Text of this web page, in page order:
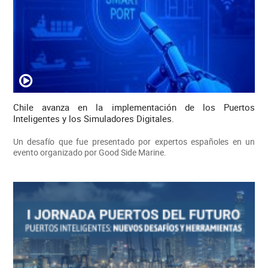
Chile avanza en la implementación de los Puertos
Inteligentes y los Simuladores Digitales.
Un desafío que fue presentado por expertos españoles en un
evento organizado por Good Side Marine.